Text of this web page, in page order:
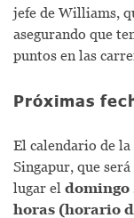
jefe de Williams,
asegurando que
puntos en las
Próximas
El calendario de
Singapur, que
lugar el domingo
horas (horario